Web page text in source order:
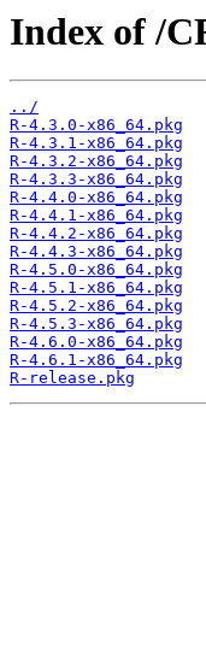
Index of /
../
R-4.3.0-x86_64.pkg
R-4.3.1-x86_64.pkg
R-4.3.2-x86_64.pkg
R-4.3.3-x86_64.pkg
R-4.4.0-x86_64.pkg
R-4.4.1-x86_64.pkg
R-4.4.2-x86_64.pkg
R-4.4.3-x86_64.pkg
R-4.5.0-x86_64.pkg
R-4.5.1-x86_64.pkg
R-4.5.2-x86_64.pkg
R-4.5.3-x86_64.pkg
R-4.6.0-x86_64.pkg
R-4.6.1-x86_64.pkg
R-release.pkg